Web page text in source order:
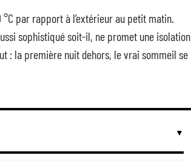
°C par rapport à l’extérieur au petit matin.
sophistiqué soit-il, ne promet une isolation
: la première nuit dehors, le vrai sommeil se